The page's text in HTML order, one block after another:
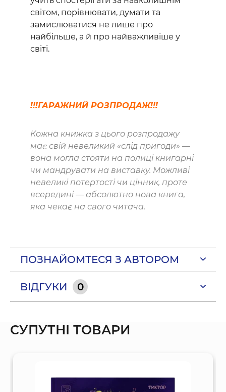
світом, порівнювати, думати та
замислюватися не лише про
найбільше, а й про найважливіше у
світі.
!!!ГАРАЖНИЙ РОЗПРОДАЖ!!!
Кожна книжка з цього розпродажу
має свій невеликий «слід пригоди» —
вона могла стояти на полиці книгарні
чи мандрувати на виставку. Можливі
невеликі потертості чи цінник, проте
всередині — абсолютно нова книга,
яка чекає на свого читача.
ПОЗНАЙОМТЕСЯ З АВТОРОМ
ВІДГУКИ 0
СУПУТНІ ТОВАРИ